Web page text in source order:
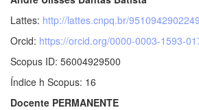
Lattes: http://lattes.cnpq.br/
Orcid: https://orcid.org/0000-0003-1593-
Scopus ID: 56004929500
Índice h Scopus: 16
Docente PERMANENTE